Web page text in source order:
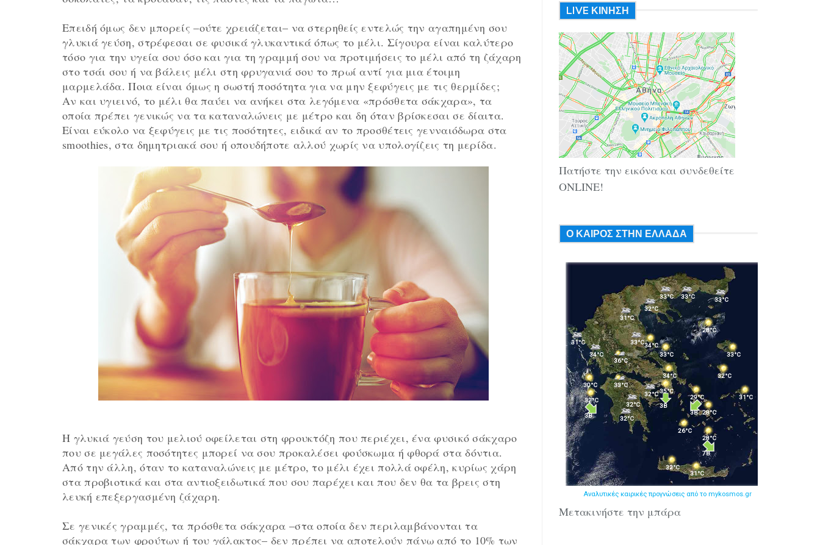
Επειδή όμως δεν μπορείς –ούτε χρειάζεται– να στερηθείς εντελώς την αγαπημένη σου
γλυκιά γεύση, στρέφεσαι σε φυσικά γλυκαντικά όπως το μέλι. Σίγουρα είναι καλύτερο
τόσο για την υγεία σου όσο και για τη γραμμή σου να προτιμήσεις το μέλι από τη ζάχαρη
στο τσάι σου ή να βάλεις μέλι στη φρυγανιά σου το πρωί αντί για μια έτοιμη
μαρμελάδα. Ποια είναι όμως η σωστή ποσότητα για να μην ξεφύγεις με τις θερμίδες;
Αν και υγιεινό, το μέλι θα παύει να ανήκει στα λεγόμενα «πρόσθετα σάκχαρα», τα
οποία πρέπει γενικώς να τα καταναλώνεις με μέτρο και δη όταν βρίσκεσαι σε δίαιτα.
Είναι εύκολο να ξεφύγεις με τις ποσότητες, ειδικά αν το προσθέτεις γενναιόδωρα στα
smoothies, στα δημητριακά σου ή οπουδήποτε αλλού χωρίς να υπολογίζεις τη μερίδα.
Η γλυκιά γεύση του μελιού οφείλεται στη φρουκτόζη που περιέχει, ένα φυσικό σάκχαρο
που σε μεγάλες ποσότητες μπορεί να σου προκαλέσει φούσκωμα ή φθορά στα δόντια.
Από την άλλη, όταν το καταναλώνεις με μέτρο, το μέλι έχει πολλά οφέλη, κυρίως χάρη
στα προβιοτικά και στα αντιοξειδωτικά που σου παρέχει και που δεν θα τα βρεις στη
λευκή επεξεργασμένη ζάχαρη.
Σε γενικές γραμμές, τα πρόσθετα σάκχαρα –στα οποία δεν περιλαμβάνονται τα
σάκχαρα των φρούτων ή του γάλακτος– δεν πρέπει να αποτελούν πάνω από το 10% των
LIVE ΚΙΝΗΣΗ
Πατήστε την εικόνα και συνδεθείτε
ONLINE!
Ο ΚΑΙΡΟΣ ΣΤΗΝ ΕΛΛΑΔΑ
Μετακινήστε την μπάρα